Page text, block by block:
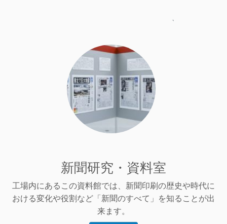
新聞研究・資料室
工場内にあるこの資料館では、新聞印刷の歴史や時代に
おける変化や役割など「新聞のすべて」を知ることが出
来ます。